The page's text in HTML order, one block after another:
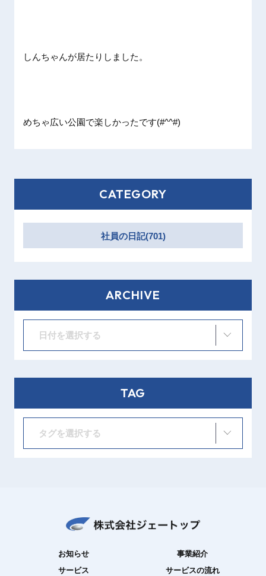
しんちゃんが居たりしました。
めちゃ広い公園で楽しかったです(#^^#)
CATEGORY
社員の日記(701)
ARCHIVE
日付を選択する
TAG
タグを選択する
お知らせ
事業紹介
サービス
サービスの流れ